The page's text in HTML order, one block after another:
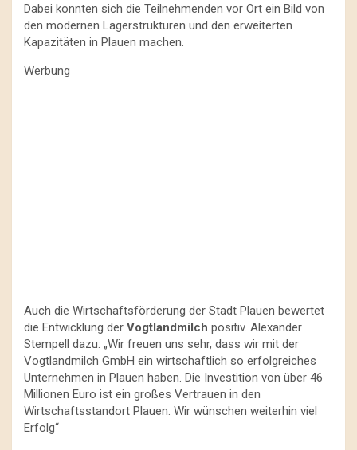
Dabei konnten sich die Teilnehmenden vor Ort ein Bild von
den modernen Lagerstrukturen und den erweiterten
Kapazitäten in Plauen machen.
Werbung
Auch die Wirtschaftsförderung der Stadt Plauen bewertet
die Entwicklung der Vogtlandmilch positiv. Alexander
Stempell dazu: „Wir freuen uns sehr, dass wir mit der
Vogtlandmilch GmbH ein wirtschaftlich so erfolgreiches
Unternehmen in Plauen haben. Die Investition von über 46
Millionen Euro ist ein großes Vertrauen in den
Wirtschaftsstandort Plauen. Wir wünschen weiterhin viel
Erfolg“